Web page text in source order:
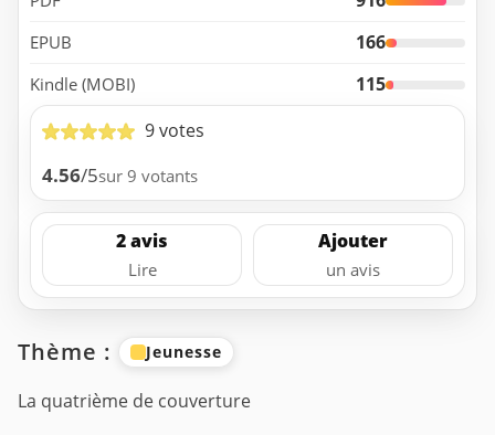
EPUB 166
Kindle (MOBI)
115
9 votes
4.56/5sur 9 votants
2 avis
Lire
Ajouter
un avis
Thème : Jeunesse
La quatrième de couverture